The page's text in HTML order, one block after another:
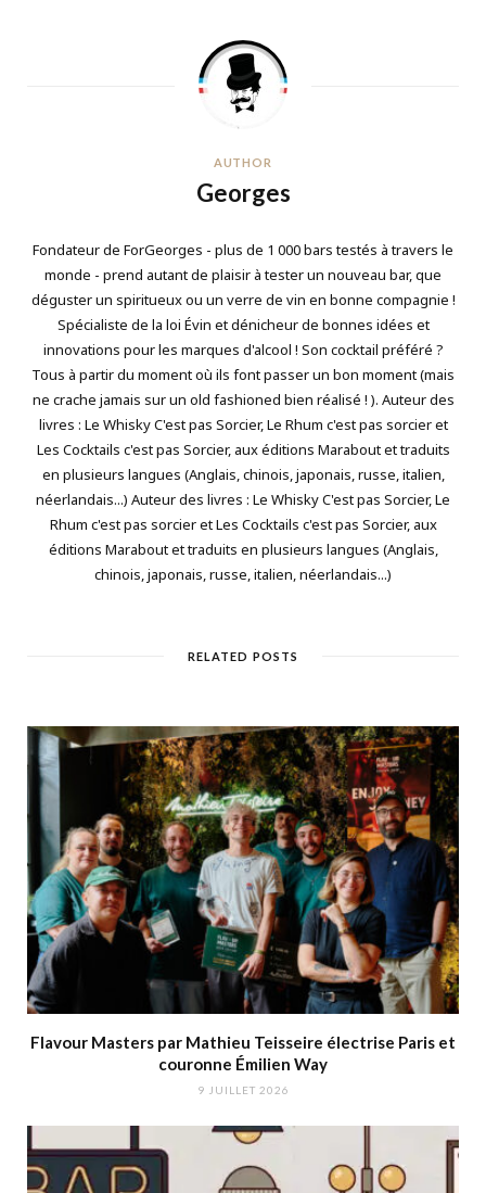
AUTHOR
Georges
Fondateur de ForGeorges - plus de 1 000 bars testés à travers le
monde - prend autant de plaisir à tester un nouveau bar, que
déguster un spiritueux ou un verre de vin en bonne compagnie !
Spécialiste de la loi Évin et dénicheur de bonnes idées et
innovations pour les marques d'alcool ! Son cocktail préféré ?
Tous à partir du moment où ils font passer un bon moment (mais
ne crache jamais sur un old fashioned bien réalisé ! ). Auteur des
livres : Le Whisky C'est pas Sorcier, Le Rhum c'est pas sorcier et
Les Cocktails c'est pas Sorcier, aux éditions Marabout et traduits
en plusieurs langues (Anglais, chinois, japonais, russe, italien,
néerlandais...) Auteur des livres : Le Whisky C'est pas Sorcier, Le
Rhum c'est pas sorcier et Les Cocktails c'est pas Sorcier, aux
éditions Marabout et traduits en plusieurs langues (Anglais,
chinois, japonais, russe, italien, néerlandais...)
RELATED POSTS
Flavour Masters par Mathieu Teisseire électrise Paris et
couronne Émilien Way
9 JUILLET 2026